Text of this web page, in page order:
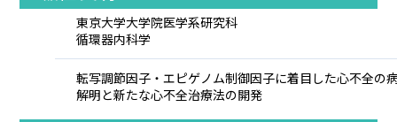
東京大学大学院医学系研究科
循環器内科学
転写調節因子・エピゲノム制御因子に着目した心不全の
解明と新たな心不全治療法の開発